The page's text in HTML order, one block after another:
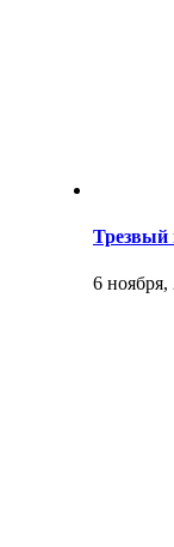
Трезвый
6 ноября,